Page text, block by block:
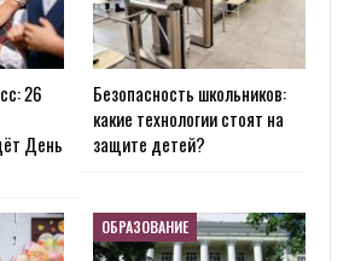
26
День
Безопасность школьников:
какие технологии стоят на
защите детей?
ОБРАЗОВАНИЕ